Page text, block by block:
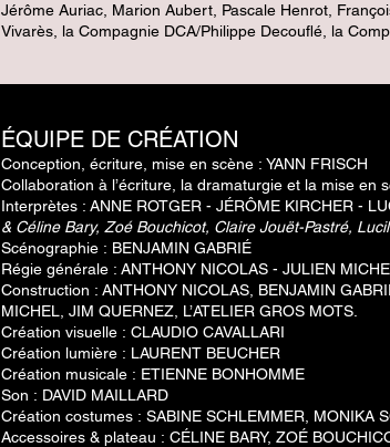
Jérôme Auriac, Marion Aubert, Pascale Henrot,
Vivarès, la Compagnie DCA/Philippe Decouflé, la
ÉQUIPE DE CRÉATION
Conception, écriture, mise en scène : YANN FRISCH
Collaboration à l’écriture, la dramaturgie et la mise en
Interprètes : ANNE ROTGER - JÉRÔME KIRCHER -
& Céline Bary, Zoé Bouchicot, Claire Jouët-Pastré,
Scénographie : BENJAMIN GABRIÉ
Régie générale : ANTHONY NICOLAS - JULIEN
Construction : ANTHONY NICOLAS, BENJAMIN
MICHEL, JIM QUERNEZ, L’ATELIER GROS MOTS.
Création visuelle : CLAUDIO CAVALLARI
Création lumière : LAURENT BEUCHER
Création musicale : ETIENNE BONHOMME
Son : DAVID MAILLARD
Création costumes : SABINE SCHLEMMER, MONIKA
Accessoires & plateau : CÉLINE BARY, ZOÉ